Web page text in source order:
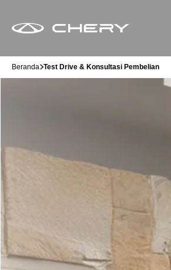
Beranda Test Drive & Konsultasi Pembelian